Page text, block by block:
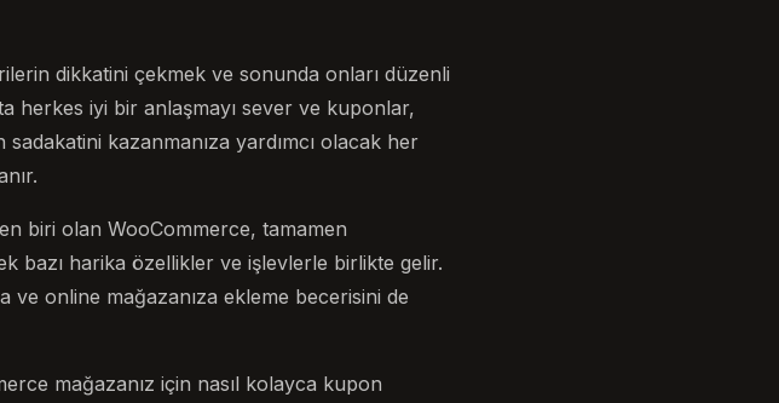
dikkatini çekmek ve sonunda onları düzenli
herkes iyi bir anlaşmayı sever ve kuponlar,
kazanmanıza yardımcı olacak her
biri olan WooCommerce, tamamen
bazı harika özellikler ve işlevlerle birlikte gelir.
ve online mağazanıza ekleme becerisini de
mağazanız için nasıl kolayca kupon